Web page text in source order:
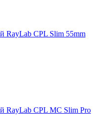
RayLab CPL Slim 55mm
RayLab CPL MC Slim Pro